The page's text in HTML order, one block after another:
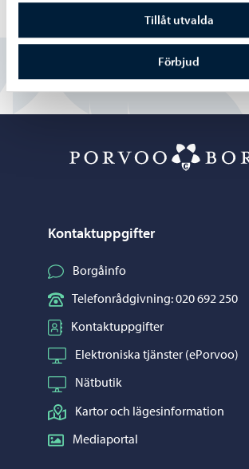
Tillåt utvalda
Förbjud
Nej
Kontaktuppgifter
Borgåinfo
Telefonrådgivning: 020 692 250
Kontaktuppgifter
Elektroniska tjänster (ePorvoo)
Nätbutik
Kartor och lägesinformation
Mediaportal